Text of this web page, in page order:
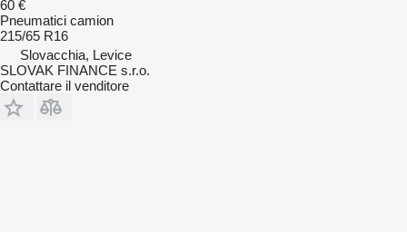
60 €
Pneumatici camion
215/65 R16
Slovacchia, Levice
SLOVAK FINANCE s.r.o.
Contattare il venditore